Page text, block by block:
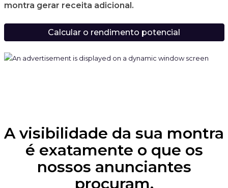
montra gerar receita adicional.
Calcular o rendimento potencial
A visibilidade da sua montra
é exatamente o que os
nossos anunciantes
procuram.